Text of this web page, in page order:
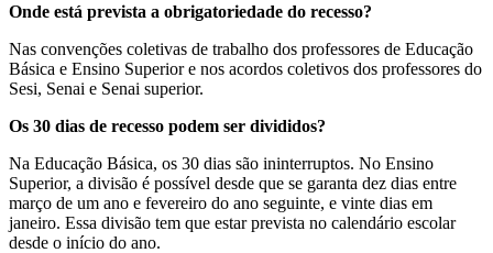
Onde está prevista a obrigatoriedade do recesso?
Nas convenções coletivas de trabalho dos professores de Educação
Básica e Ensino Superior e nos acordos coletivos dos professores do
Sesi, Senai e Senai superior.
Os 30 dias de recesso podem ser divididos?
Na Educação Básica, os 30 dias são ininterruptos. No Ensino
Superior, a divisão é possível desde que se garanta dez dias entre
março de um ano e fevereiro do ano seguinte, e vinte dias em
janeiro. Essa divisão tem que estar prevista no calendário escolar
desde o início do ano.